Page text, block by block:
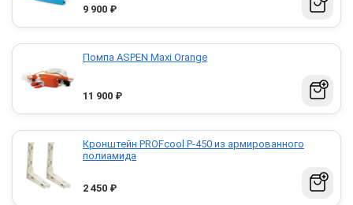
9 900 ₽
Помпа ASPEN Maxi Orange
11 900 ₽
Кронштейн PROFcool P-450 из армированного
полиамида
2 450 ₽